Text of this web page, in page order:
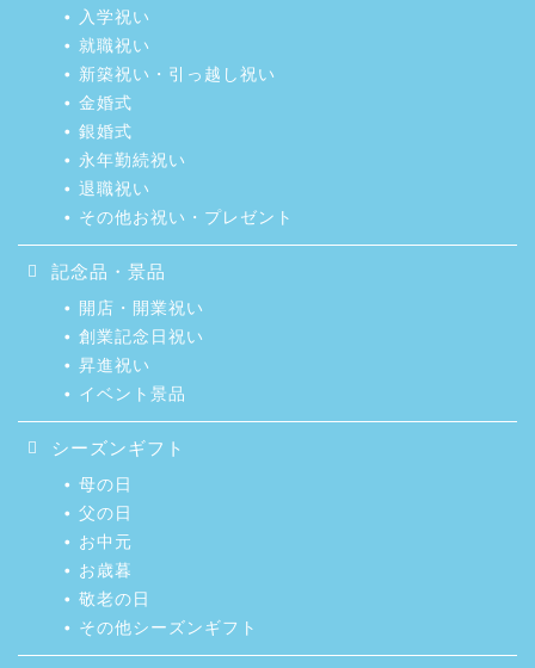
入学祝い
就職祝い
新築祝い・引っ越し祝い
金婚式
銀婚式
永年勤続祝い
退職祝い
その他お祝い・プレゼント
記念品・景品
開店・開業祝い
創業記念日祝い
昇進祝い
イベント景品
シーズンギフト
母の日
父の日
お中元
お歳暮
敬老の日
その他シーズンギフト